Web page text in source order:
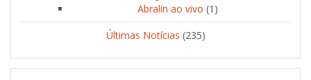
Abralin ao vivo (1)
Últimas Notícias (235)